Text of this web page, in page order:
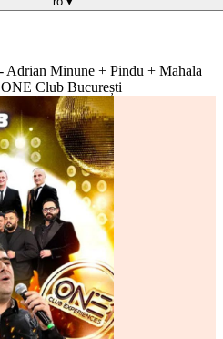
Adrian Minune + Pindu + Mahala
Club București